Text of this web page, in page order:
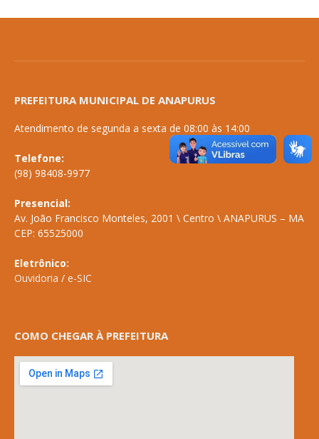
PREFEITURA MUNICIPAL DE ANAPURUS
Atendimento de segunda a sexta de 08:00 às 14:00
Telefone:
(98) 98408-9977
Presencial:
Av. João Francisco Monteles, 2001 \ Centro \ ANAPURUS – MA
CEP: 65525000
Eletrônico:
Ouvidoria / e-SIC
COMO CHEGAR À PREFEITURA